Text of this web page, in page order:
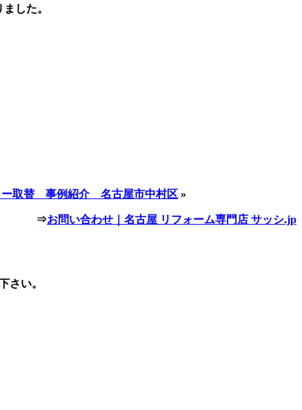
した。
ー取替 事例紹介 名古屋市中村区 »
⇒お問い合わせ｜名古屋 リフォーム専門店 サッシ.jp
さい。